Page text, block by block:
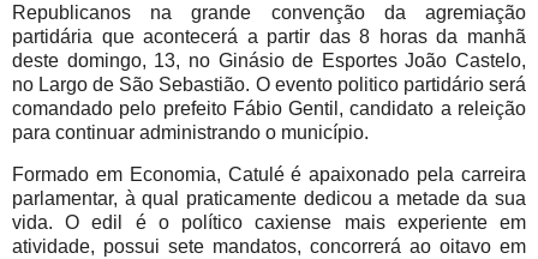
Republicanos na grande convenção da agremiação
partidária que acontecerá a partir das 8 horas da manhã
deste domingo, 13, no Ginásio de Esportes João Castelo,
no Largo de São Sebastião. O evento politico partidário será
comandado pelo prefeito Fábio Gentil, candidato a releição
para continuar administrando o município.
Formado em Economia, Catulé é apaixonado pela carreira
parlamentar, à qual praticamente dedicou a metade da sua
vida. O edil é o político caxiense mais experiente em
atividade, possui sete mandatos, concorrerá ao oitavo em